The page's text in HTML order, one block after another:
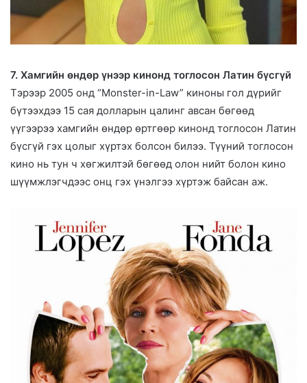
7. Хамгийн өндөр үнээр кинонд тоглосон Латин бүсгүй
Тэрээр 2005 онд “Monster-in-Law” киноны гол дүрийг
бүтээхдээ 15 сая долларын цалинг авсан бөгөөд
үүгээрээ хамгийн өндөр өртгөөр кинонд тоглосон Латин
бүсгүй гэх цолыг хүртэх болсон билээ. Түүний тоглосон
кино нь тун ч хөгжилтэй бөгөөд олон нийт болон кино
шүүмжлэгчдээс онц гэх үнэлгээ хүртэж байсан аж.